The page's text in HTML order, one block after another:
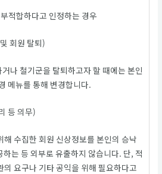
적합하다고 인정하는 경우
회원 탈퇴)
나 철기군을 탈퇴하고자 할 때에는 본인
메뉴를 통해 변경합니다.
등 의무)
해 수집한 회원 신상정보를 본인의 승낙
는 등 외부로 유출하지 않습니다. 단, 적
의 요구나 기타 공익을 위해 필요하다고